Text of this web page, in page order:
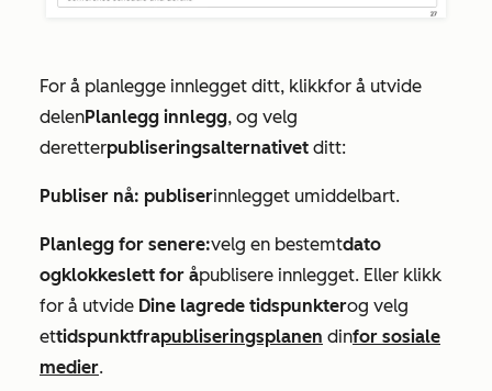
For å planlegge innlegget ditt, klikkfor å utvide
delenPlanlegg innlegg, og velg
deretterpubliseringsalternativet ditt:
Publiser nå: publiserinnlegget umiddelbart.
Planlegg for senere:velg en bestemtdato
ogklokkeslett for åpublisere innlegget. Eller klikk
for å utvide Dine lagrede tidspunkterog velg
ettidspunktfrapubliseringsplanen dinfor sosiale
medier.